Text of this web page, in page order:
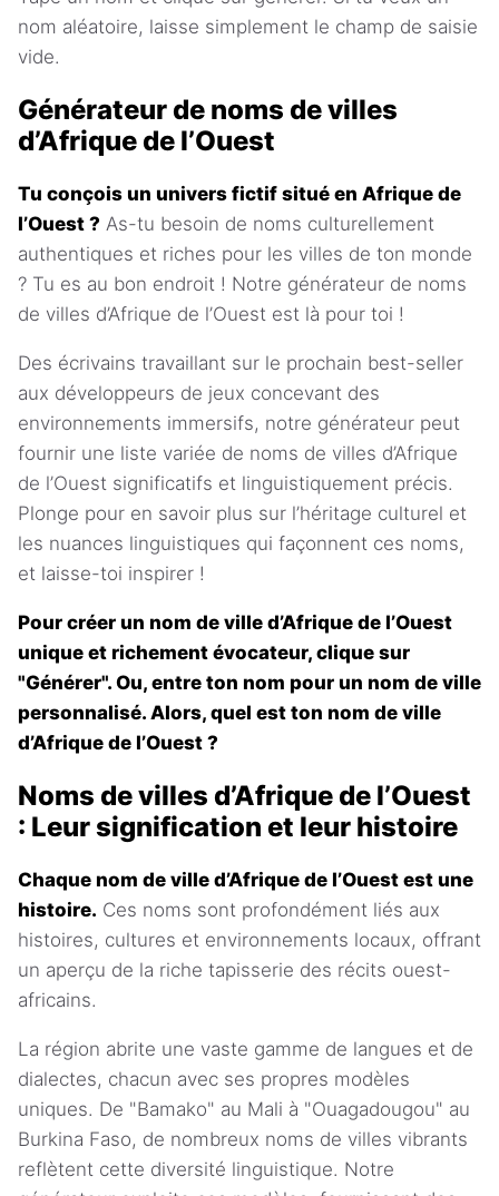
nom aléatoire, laisse simplement le champ de saisie
vide.
Générateur de noms de villes
d’Afrique de l’Ouest
Tu conçois un univers fictif situé en Afrique de
l’Ouest ? As-tu besoin de noms culturellement
authentiques et riches pour les villes de ton monde
? Tu es au bon endroit ! Notre générateur de noms
de villes d’Afrique de l’Ouest est là pour toi !
Des écrivains travaillant sur le prochain best-seller
aux développeurs de jeux concevant des
environnements immersifs, notre générateur peut
fournir une liste variée de noms de villes d’Afrique
de l’Ouest significatifs et linguistiquement précis.
Plonge pour en savoir plus sur l’héritage culturel et
les nuances linguistiques qui façonnent ces noms,
et laisse-toi inspirer !
Pour créer un nom de ville d’Afrique de l’Ouest
unique et richement évocateur, clique sur
"Générer". Ou, entre ton nom pour un nom de ville
personnalisé. Alors, quel est ton nom de ville
d’Afrique de l’Ouest ?
Noms de villes d’Afrique de l’Ouest
: Leur signification et leur histoire
Chaque nom de ville d’Afrique de l’Ouest est une
histoire. Ces noms sont profondément liés aux
histoires, cultures et environnements locaux, offrant
un aperçu de la riche tapisserie des récits ouest-
africains.
La région abrite une vaste gamme de langues et de
dialectes, chacun avec ses propres modèles
uniques. De "Bamako" au Mali à "Ouagadougou" au
Burkina Faso, de nombreux noms de villes vibrants
reflètent cette diversité linguistique. Notre